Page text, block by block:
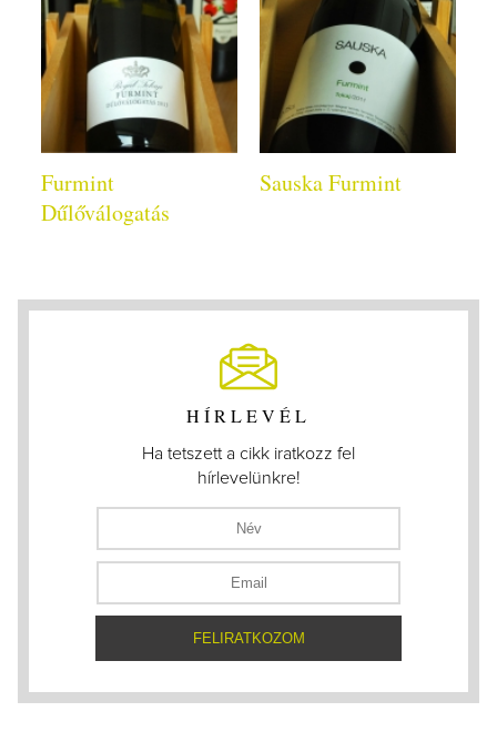
Furmint
Dűlőválogatás
Sauska Furmint
HÍRLEVÉL
Ha tetszett a cikk iratkozz fel
hírlevelünkre!